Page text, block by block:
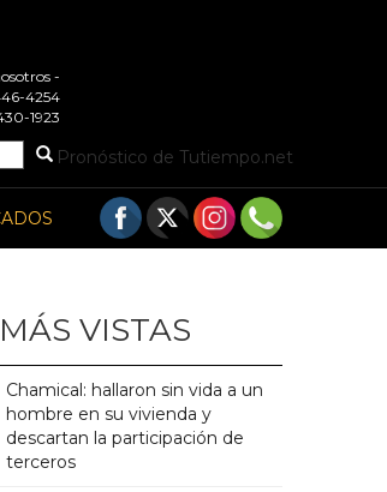
-
4254
1923
Pronóstico de Tutiempo.net
VISTAS
Chamical: hallaron sin vida a un
hombre en su vivienda y
descartan la participación de
terceros